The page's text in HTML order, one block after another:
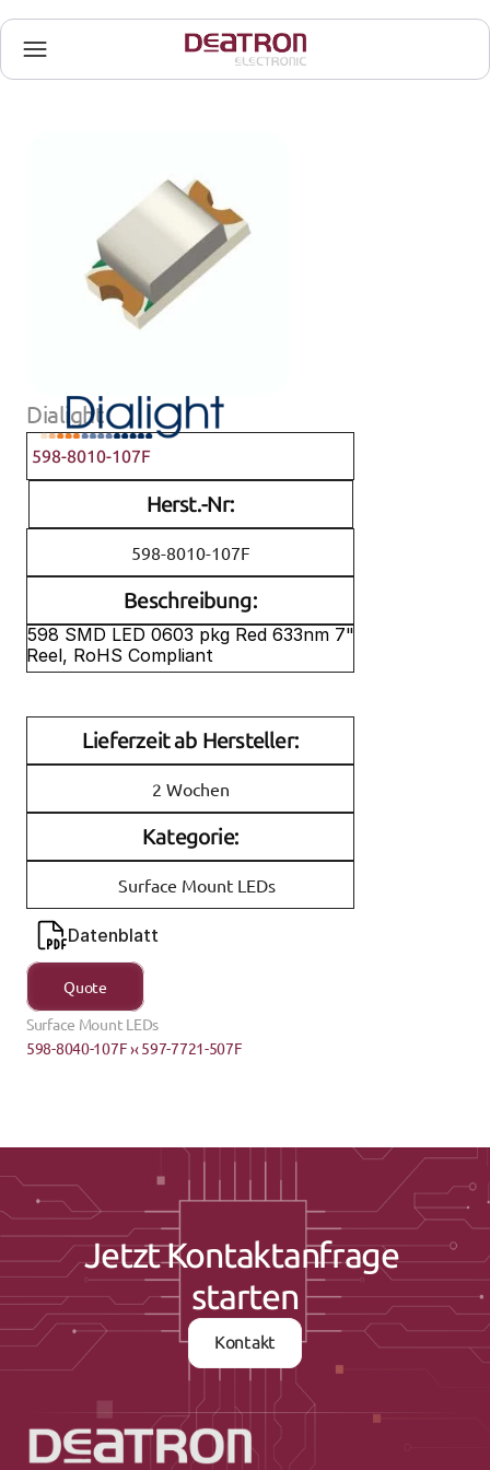
Dialight
598-8010-107F
Herst.-Nr:
598-8010-107F
Beschreibung:
598 SMD LED 0603 pkg Red 633nm 7"
Reel, RoHS Compliant
Lieferzeit ab Hersteller:
2 Wochen
Kategorie:
Surface Mount LEDs
Datenblatt
Quote
Surface Mount LEDs
598-8040-107F ›‹ 597-7721-507F
Jetzt Kontaktanfrage
starten
Kontakt